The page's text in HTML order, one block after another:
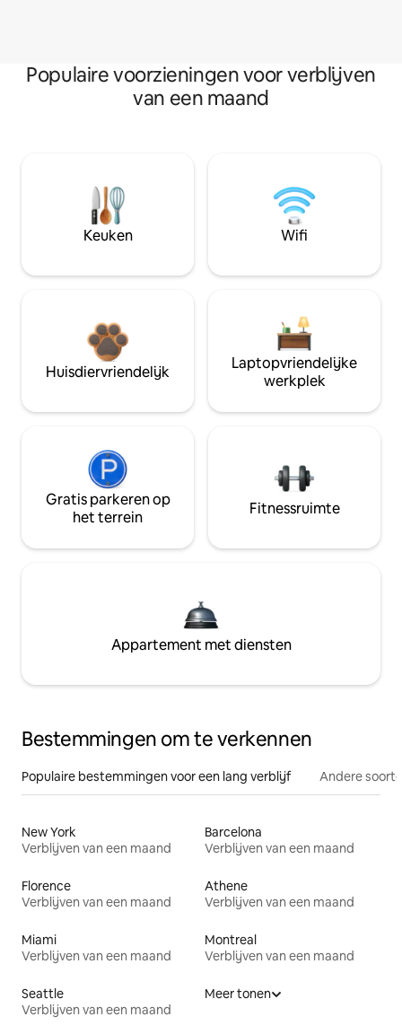
Populaire voorzieningen voor verblijven
van een maand
Keuken Wifi
Huisdiervriendelijk
Laptopvriendelijke
werkplek
Gratis parkeren op
het terrein
Fitnessruimte
Appartement met diensten
Bestemmingen om te verkennen
Populaire bestemmingen voor een lang verblijf Andere
New York
Verblijven van een maand
Barcelona
Verblijven van een maand
Florence
Verblijven van een maand
Athene
Verblijven van een maand
Miami
Verblijven van een maand
Montreal
Verblijven van een maand
Seattle
Verblijven van een maand
Meer tonen